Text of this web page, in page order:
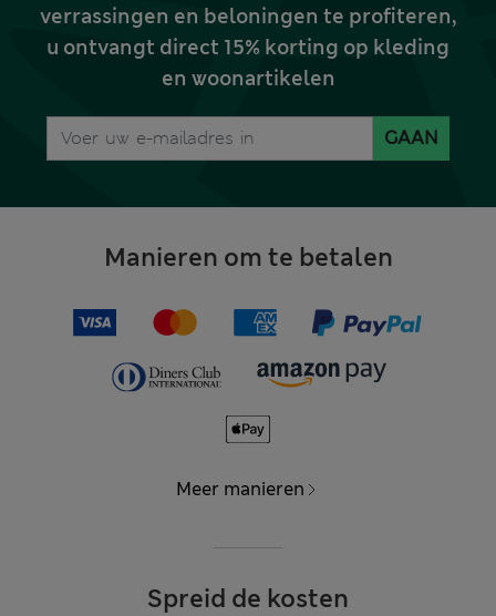
verrassingen en beloningen te profiteren,
u ontvangt direct 15% korting op kleding
en woonartikelen
GAAN
Manieren om te betalen
Meer manieren
Spreid de kosten